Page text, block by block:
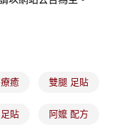
款截止日，確認付款後即完
交易確認頁面所載為準。
大哥付你分期系統評分，恕無
癒 雙腿 足貼
貼 阿嬤 配方